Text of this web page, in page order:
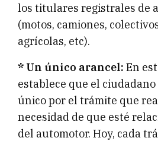
los titulares registrales de
(motos, camiones,
agrícolas, etc).
* Un único arancel: En
establece que el
único por el trámite que
necesidad de que esté
del automotor. Hoy, cada